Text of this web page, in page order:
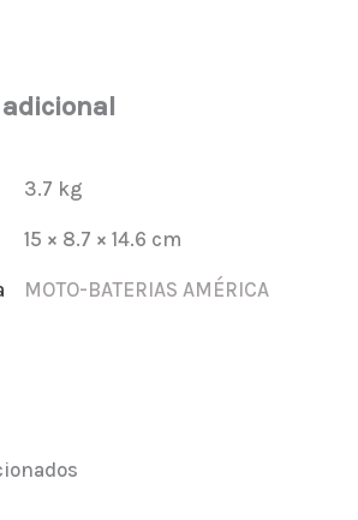
3.7 kg
15 × 8.7 × 14.6 cm
MOTO-BATERIAS AMÉRICA